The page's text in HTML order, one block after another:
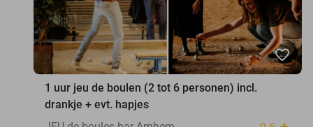
favorite_border
1 uur jeu de boulen (2 tot 6 personen) incl.
drankje + evt. hapjes